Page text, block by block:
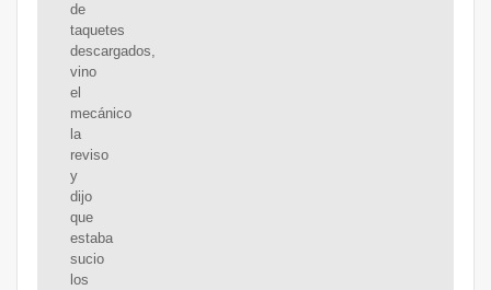
de
taquetes
descargados,
vino
el
mecánico
la
reviso
y
dijo
que
estaba
sucio
los